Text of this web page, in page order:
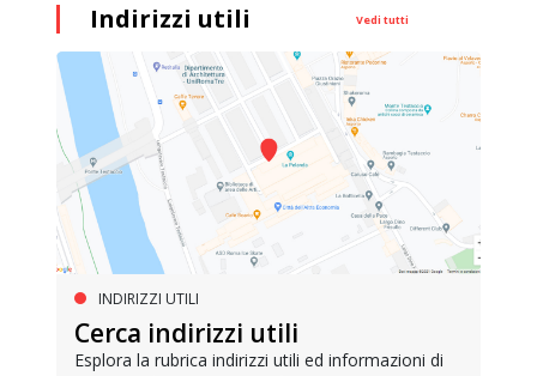
Indirizzi utili Vedi tutti
INDIRIZZI UTILI
Cerca indirizzi utili
Esplora la rubrica indirizzi utili ed informazioni di